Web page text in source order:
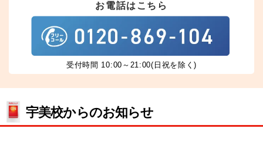
お電話はこちら
受付時間 10:00～21:00(日祝を除く)
宇美校からのお知らせ